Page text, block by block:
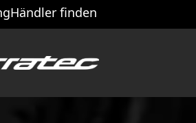
Händler finden